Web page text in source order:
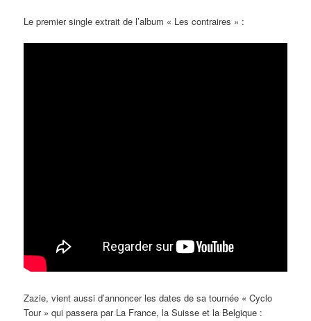
Le premier single extrait de l’album « Les contraires » :
Zazie, vient aussi d’annoncer les dates de sa tournée « Cyclo
Tour » qui passera par La France, la Suisse et la Belgique :